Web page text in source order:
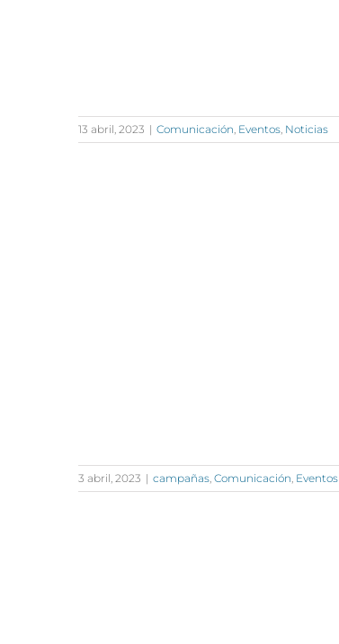
13 abril, 2023 | Comunicación, Eventos, Noticias
3 abril, 2023 | campañas, Comunicación, Eventos